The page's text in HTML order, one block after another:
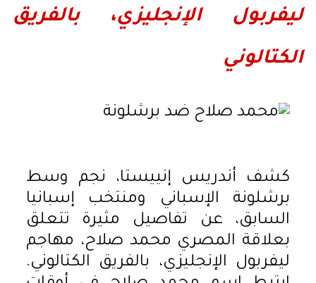
ليفربول الإنجليزي، بالفريق
الكتالوني
كشف أندريس إنييستا، نجم وسط
برشلونة الإسباني ومنتخب إسبانيا
السابق، عن تفاصيل مثيرة تتعلق
بعلاقة المصري محمد صلاح، مهاجم
ليفربول الإنجليزي، بالفريق الكتالوني.